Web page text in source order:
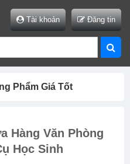
Tài khoản Đăng tin
Phẩm Giá Tốt
Hàng Văn Phòng
Học Sinh